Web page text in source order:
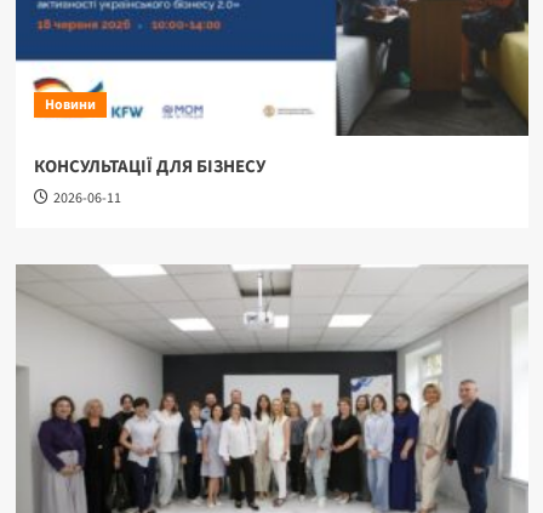
Новини
КОНСУЛЬТАЦІЇ ДЛЯ БІЗНЕСУ
2026-06-11